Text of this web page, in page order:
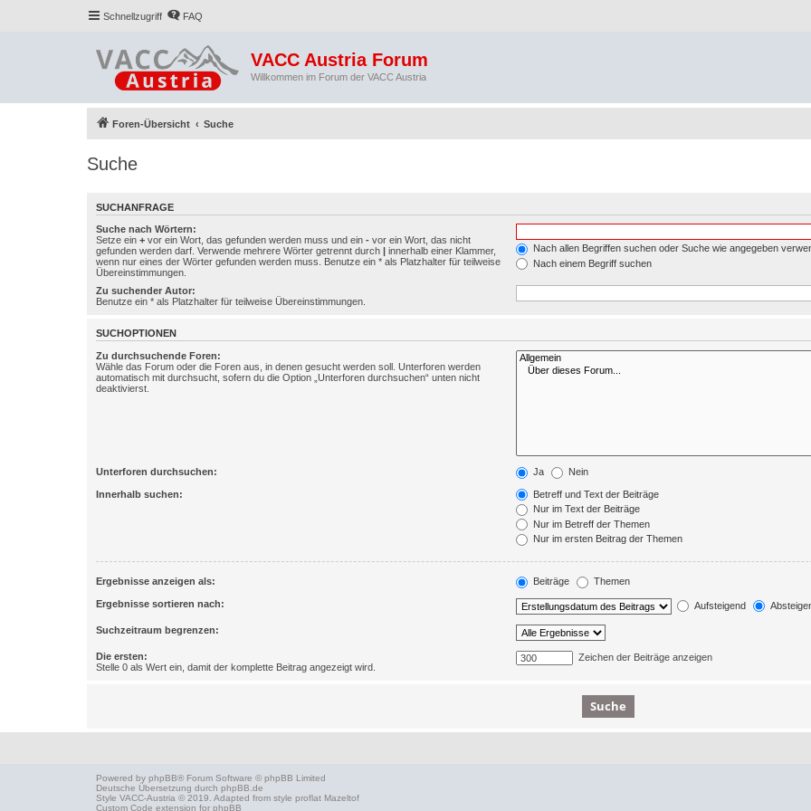
Schnellzugriff FAQ
VACC Austria Forum
Willkommen im Forum der VACC Austria
Foren-Übersicht Suche
Suche
SUCHANFRAGE
Suche nach Wörtern:
Setze ein + vor ein Wort, das gefunden werden muss und ein - vor ein Wort, das nicht
gefunden werden darf. Verwende mehrere Wörter getrennt durch | innerhalb einer Klammer,
wenn nur eines der Wörter gefunden werden muss. Benutze ein * als Platzhalter für teilweise
Übereinstimmungen.
Nach allen Begriffen suchen oder Suche wie angegeben
Nach einem Begriff suchen
Zu suchender Autor:
Benutze ein * als Platzhalter für teilweise Übereinstimmungen.
SUCHOPTIONEN
Zu durchsuchende Foren:
Wähle das Forum oder die Foren aus, in denen gesucht werden soll. Unterforen werden
automatisch mit durchsucht, sofern du die Option „Unterforen durchsuchen“ unten nicht
deaktivierst.
Unterforen durchsuchen: Ja Nein
Innerhalb suchen:
Betreff und Text der Beiträge
Nur im Text der Beiträge
Nur im Betreff der Themen
Nur im ersten Beitrag der Themen
Ergebnisse anzeigen als: Beiträge Themen
Ergebnisse sortieren nach: Aufsteigend
Suchzeitraum begrenzen:
Die ersten:
Stelle 0 als Wert ein, damit der komplette Beitrag angezeigt wird.
Zeichen der Beiträge anzeigen
Powered by phpBB® Forum Software © phpBB Limited
Deutsche Übersetzung durch phpBB.de
Style VACC-Austria © 2019. Adapted from style proflat Mazeltof
Custom Code extension for phpBB